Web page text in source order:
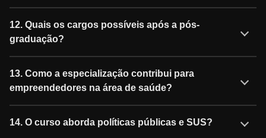
12. Quais os cargos possíveis após a pós-
graduação?
13. Como a especialização contribui para
empreendedores na área de saúde?
14. O curso aborda políticas públicas e SUS?